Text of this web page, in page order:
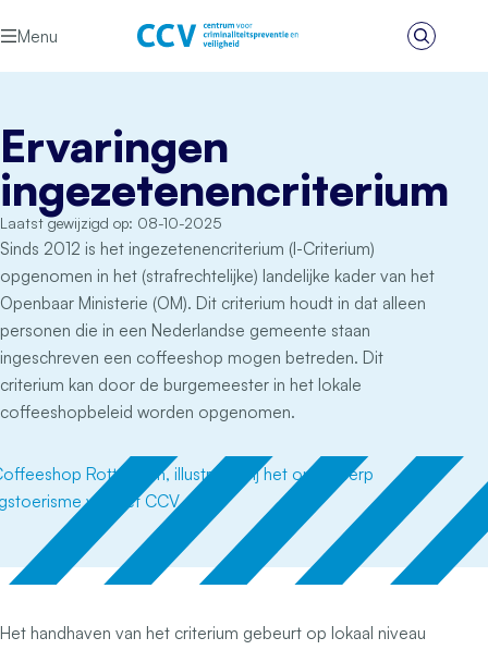
Menu
Zoeken
Ervaringen
ingezetenencriterium
Laatst gewijzigd op: 08-10-2025
Sinds 2012 is het ingezetenencriterium (I-Criterium)
opgenomen in het (strafrechtelijke) landelijke kader van het
Openbaar Ministerie (OM). Dit criterium houdt in dat alleen
personen die in een Nederlandse gemeente staan
ingeschreven een coffeeshop mogen betreden. Dit
criterium kan door de burgemeester in het lokale
coffeeshopbeleid worden opgenomen.
Het handhaven van het criterium gebeurt op lokaal niveau